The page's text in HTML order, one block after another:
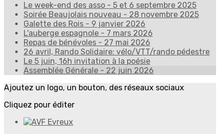
Le week-end des asso - 5 et 6 septembre 2025
Soirée Beaujolais nouveau - 28 novembre 2025
Galette des Rois - 9 janvier 2026
L'auberge espagnole - 7 mars 2026
Repas de bénévoles - 27 mai 2026
26 avril, Rando Solidaire: vélo/VTT/rando pédestre
Le 5 juin, 16h invitation à la poésie
Assemblée Générale - 22 juin 2026
Ajoutez un logo, un bouton, des réseaux sociaux
Cliquez pour éditer